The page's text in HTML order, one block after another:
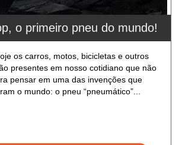
o primeiro pneu do mundo!
os carros, motos, bicicletas e outros
presentes em nosso cotidiano que não
pensar em uma das invenções que
o mundo: o pneu “pneumático”...